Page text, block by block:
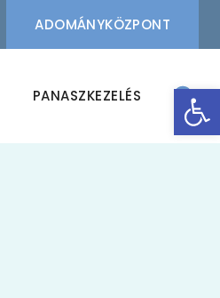
ADOMÁNYKÖZPONT
PANASZKEZELÉS